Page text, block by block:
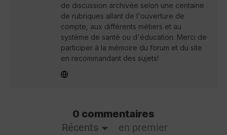
de discussion archivée selon une centaine
de rubriques allant de l'ouverture de
compte, aux différents métiers et au
système de santé ou d'éducation. Merci de
participer à la mémoire du forum et du site
en recommandant des sujets!
0 commentaires
Récents
en premier